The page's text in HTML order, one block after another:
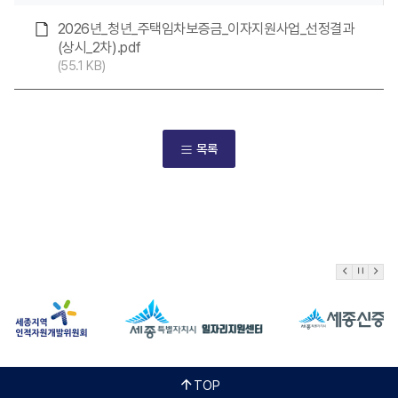
2026년_청년_주택임차보증금_이자지원사업_선정결과
(상시_2차).pdf
55.1 KB
목록
TOP